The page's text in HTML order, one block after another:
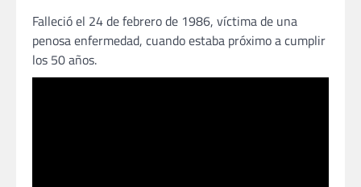
Falleció el 24 de febrero de 1986, víctima de una
penosa enfermedad, cuando estaba próximo a cumplir
los 50 años.